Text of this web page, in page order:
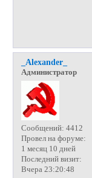
_Alexander_
Администратор
Сообщений: 4412
Провел на форуме:
1 месяц 10 дней
Последний визит:
Вчера 23:20:48